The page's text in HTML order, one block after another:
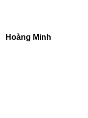
Hoàng Minh